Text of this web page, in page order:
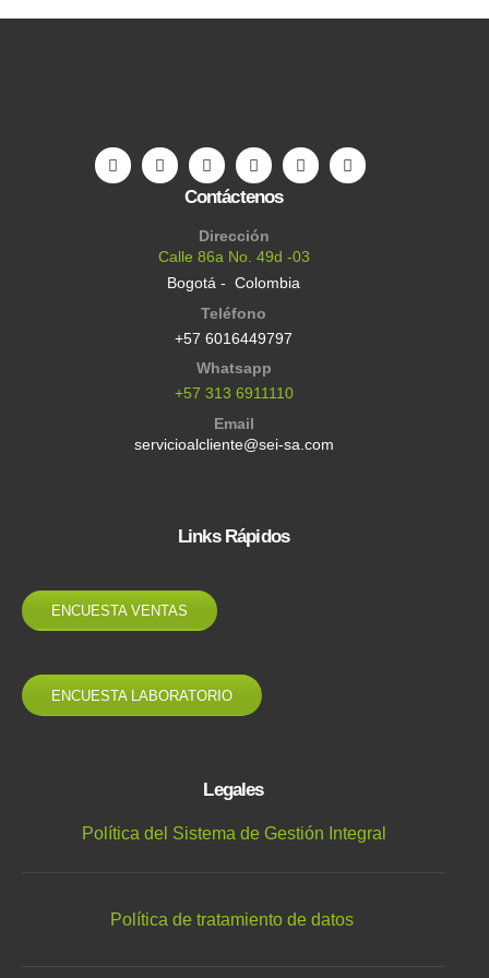
Contáctenos
Dirección
Calle 86a No. 49d -03
Bogotá - Colombia
Teléfono
+57 6016449797
Whatsapp
+57 313 6911110
Email
servicioalcliente@sei-sa.com
Links Rápidos
ENCUESTA VENTAS
ENCUESTA LABORATORIO
Legales
Política del Sistema de Gestión Integral
Política de tratamiento de datos